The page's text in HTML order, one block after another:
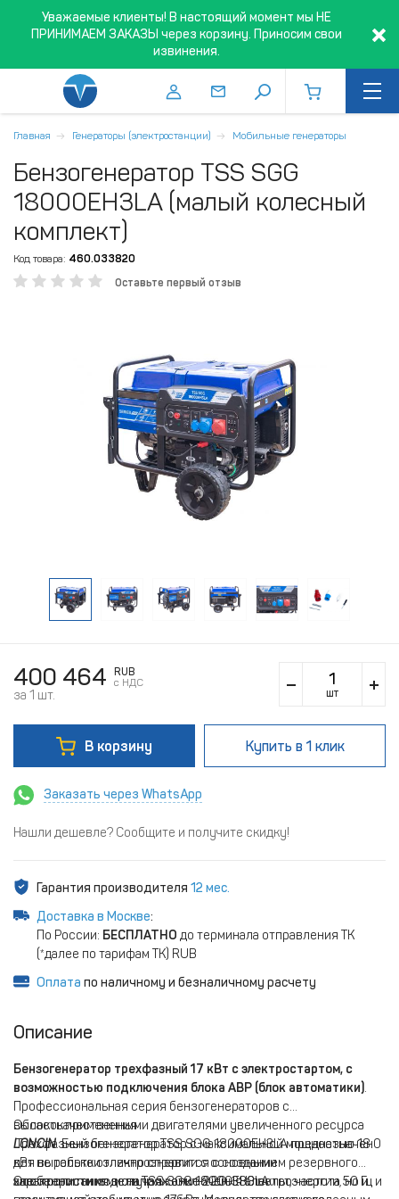
Уважаемые клиенты! В настоящий момент мы НЕ
ПРИНИМАЕМ ЗАКАЗЫ через корзину. Приносим свои
извинения.
Главная Генераторы (электростанции) Мобильные генераторы
Бензогенератор TSS SGG
18000EH3LA (малый колесный
комплект)
Код товара: 460.033820
Оставьте первый отзыв
400 464
RUB
c НДС
за 1 шт. шт
В корзину Купить в 1 клик
Заказать через WhatsApp
Нашли дешевле? Сообщите и получите скидку!
Гарантия производителя 12 мес.
Доставка в Москве:
По России: БЕСПЛАТНО до терминала отправления ТК
(*далее по тарифам ТК) RUB
Оплата по наличному и безналичному расчету
Описание
Бензогенератор трехфазный 17 кВт с электростартом, с
возможностью подключения блока АВР (блок автоматики).
Профессиональная серия бензогенераторов с
высококачественными двигателями увеличенного ресурса
LONCIN. Бензогенератор TSS SGG 18000EH3LA предназначен
для выработки электроэнергии с основными
характеристиками: напряжение 220-380 вольт, частота 50 Гц и
Область применения
Трехфазный бензогенератор с максимальной мощностью 18.0
кВт не только отлично справится с созданием резервного
электропитания в случаях отключения электроэнергии, но и
Особенности модели TSS SGG 18000EH3LA